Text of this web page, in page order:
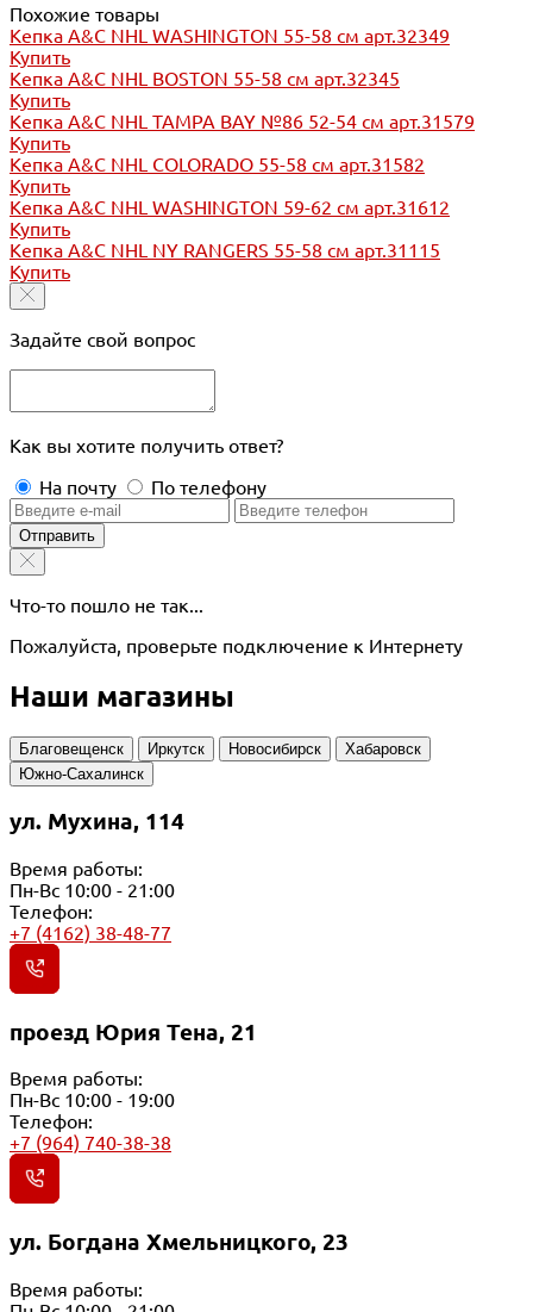
Похожие товары
Кепка A&C NHL WASHINGTON 55-58 см арт.32349
Купить
Кепка A&C NHL BOSTON 55-58 см арт.32345
Купить
Кепка A&C NHL TAMPA BAY №86 52-54 см арт.31579
Купить
Кепка A&C NHL COLORADO 55-58 см арт.31582
Купить
Кепка A&C NHL WASHINGTON 59-62 см арт.31612
Купить
Кепка A&C NHL NY RANGERS 55-58 см арт.31115
Купить
Задайте свой вопрос
Как вы хотите получить ответ?
На почту
По телефону
Отправить
Что-то пошло не так...
Пожалуйста, проверьте подключение к Интернету
Наши магазины
Благовещенск Иркутск Новосибирск
Хабаровск
Южно-Сахалинск
ул. Мухина, 114
Время работы:
Пн-Вс 10:00 - 21:00
Телефон:
+7 (4162) 38-48-77
проезд Юрия Тена, 21
Время работы:
Пн-Вс 10:00 - 19:00
Телефон:
+7 (964) 740-38-38
ул. Богдана Хмельницкого, 23
Время работы: